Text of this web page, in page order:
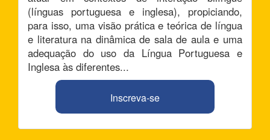
(línguas portuguesa e inglesa), propiciando,
para isso, uma visão prática e teórica de língua
e literatura na dinâmica de sala de aula e uma
adequação do uso da Língua Portuguesa e
Inglesa às diferentes...
Inscreva-se